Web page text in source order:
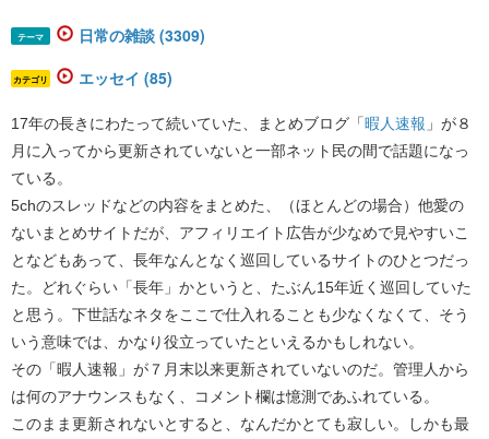
テーマ 日常の雑談 (3309)
カテゴリ エッセイ (85)
17年の長きにわたって続いていた、まとめブログ「暇人速報 」が８
月に入ってから更新されていないと一部ネット民の間で話題になっ
ている。
5chのスレッドなどの内容をまとめた、（ほとんどの場合）他愛の
ないまとめサイトだが、アフィリエイト広告が少なめで見やすいこ
となどもあって、長年なんとなく巡回しているサイトのひとつだっ
た。どれぐらい「長年」かというと、たぶん15年近く巡回していた
と思う。下世話なネタをここで仕入れることも少なくなくて、そう
いう意味では、かなり役立っていたといえるかもしれない。
その「暇人速報」が７月末以来更新されていないのだ。管理人から
は何のアナウンスもなく、コメント欄は憶測であふれている。
このまま更新されないとすると、なんだかとても寂しい。しかも最